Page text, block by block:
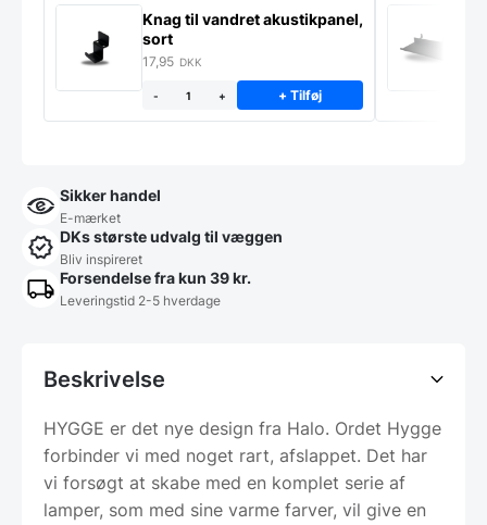
Knag til vandret akustikpanel,
sort
17,95 DKK
- + + Tilføj
Sikker handel
E-mærket
DKs største udvalg til væggen
Bliv inspireret
Forsendelse fra kun 39 kr.
Leveringstid 2-5 hverdage
Beskrivelse
HYGGE er det nye design fra Halo. Ordet Hygge
forbinder vi med noget rart, afslappet. Det har
vi forsøgt at skabe med en komplet serie af
lamper, som med sine varme farver, vil give en